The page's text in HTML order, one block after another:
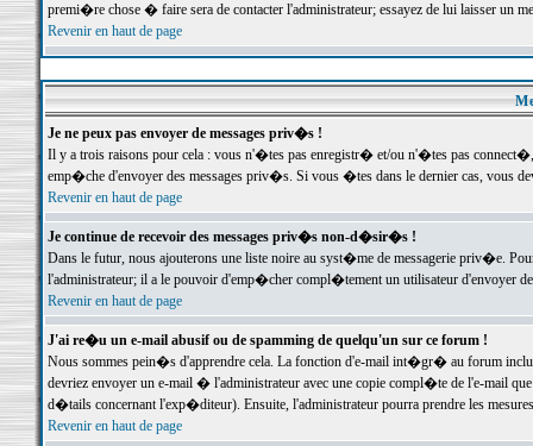
premi�re chose � faire sera de contacter l'administrateur; essayez de lui laisser un
Revenir en haut de page
Je ne peux pas envoyer de messages priv�s !
Il y a trois raisons pour cela : vous n'�tes pas enregistr� et/ou n'�tes pas
emp�che d'envoyer des messages priv�s. Si vous �tes dans le dernier cas, vous
Revenir en haut de page
Je continue de recevoir des messages priv�s non-d�sir�s !
Dans le futur, nous ajouterons une liste noire au syst�me de messagerie priv�e.
l'administrateur; il a le pouvoir d'emp�cher compl�tement un utilisateur d'envoyer
Revenir en haut de page
J'ai re�u un e-mail abusif ou de spamming de quelqu'un sur ce forum !
Nous sommes pein�s d'apprendre cela. La fonction d'e-mail int�gr� au forum inclut
devriez envoyer un e-mail � l'administrateur avec une copie compl�te de l'e-mail
d�tails concernant l'exp�diteur). Ensuite, l'administrateur pourra prendre les
Revenir en haut de page